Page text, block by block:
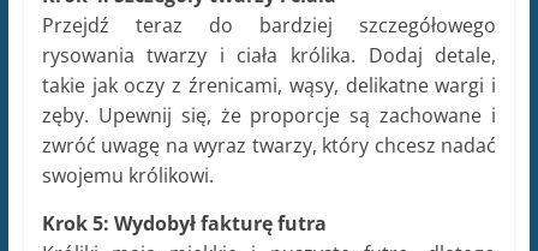
na rysunku. Skorzystaj z technik cieniowania, aby
stworzyć efekt puchu i gładkości. Delikatnie cieniuj
partie ciała królika, dodając głębię i
trójwymiarowość.
Krok 6: Dokończ detale i koloruj
W ostatnim kroku skup się na dokończeniu detali,
jesteś zadowolony z konturu i szczegółów,